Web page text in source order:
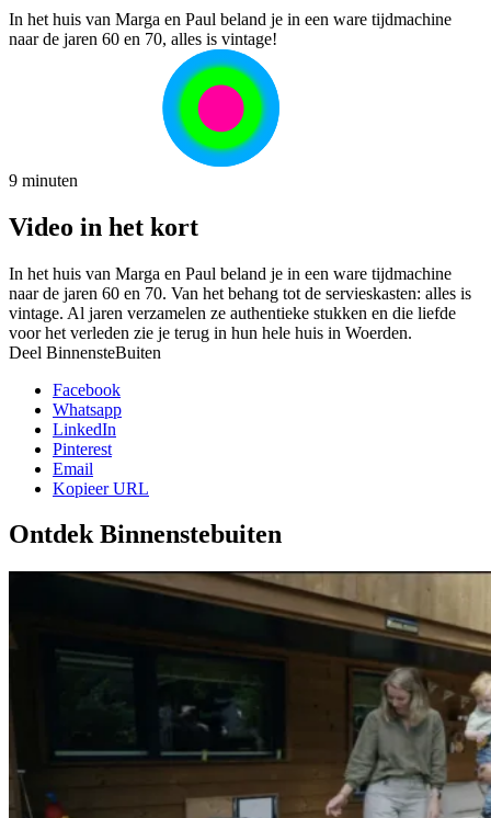
In het huis van Marga en Paul beland je in een ware tijdmachine
naar de jaren 60 en 70, alles is vintage!
9 minuten
Video in het kort
In het huis van Marga en Paul beland je in een ware tijdmachine
naar de jaren 60 en 70. Van het behang tot de servieskasten: alles is
vintage. Al jaren verzamelen ze authentieke stukken en die liefde
voor het verleden zie je terug in hun hele huis in Woerden.
Deel BinnensteBuiten
Facebook
Whatsapp
LinkedIn
Pinterest
Email
Kopieer URL
Ontdek Binnenstebuiten